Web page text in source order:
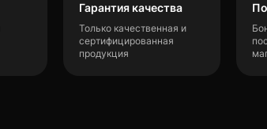
Гарантия качества
Только качественная и
сертифицированная
продукция